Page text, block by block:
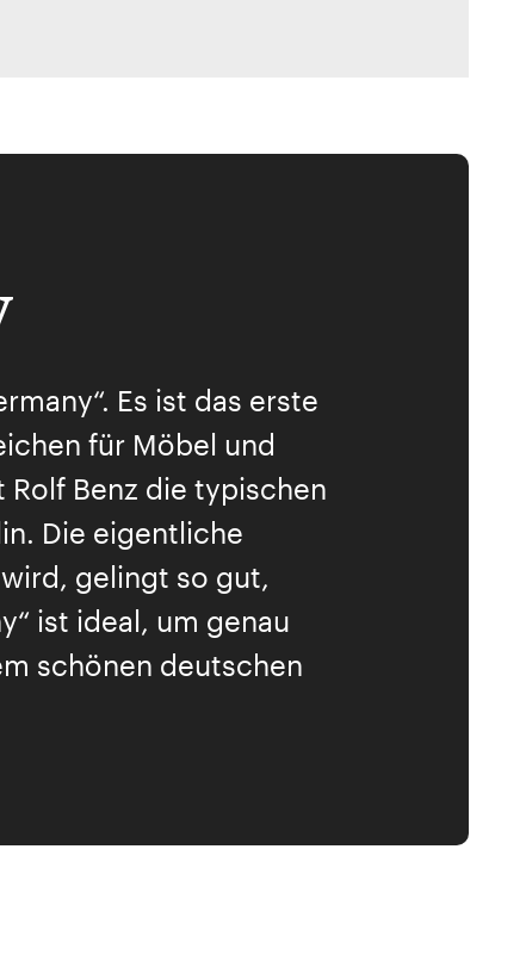
Es ist das erste
für Möbel und
Benz die typischen
Die eigentliche
gelingt so gut,
ist ideal, um genau
schönen deutschen